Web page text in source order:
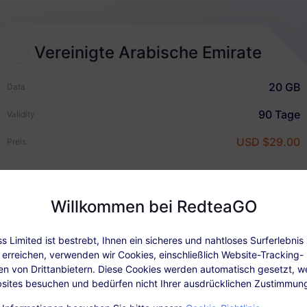
Vereinigte Arabische Emirate
Data 20 GB
Validity 90 Tage
Preis USD $29.00
Nach der Aktivierung des Pakets, laden Sie in „Meine
Bitte kaufen und aktivieren Sie Ihren Tarif unbedingt, bevor
Arabischen Emirate reisen, da lokale Vorschriften den Zugriff auf
Willkommen bei RedteaGO
Limited ist bestrebt, Ihnen ein sicheres und nahtloses Surferlebnis
verwenden wir Cookies, einschließlich Website-Tracking-
von Drittanbietern. Diese Cookies werden automatisch gesetzt,
besuchen und bedürfen nicht Ihrer ausdrücklichen